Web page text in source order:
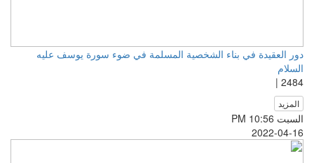
دور العقيدة في بناء الشخصية المسلمة في ضوء سورة يوسف عليه
السلام
2484 |
المزيد
السبت PM 10:56
2022-04-16